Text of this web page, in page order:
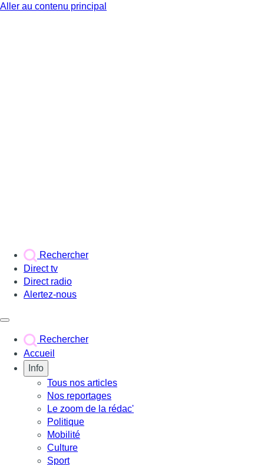
Aller au contenu principal
Rechercher
Direct tv
Direct radio
Alertez-nous
Rechercher
Accueil
Info
Tous nos articles
Nos reportages
Le zoom de la rédac'
Politique
Mobilité
Culture
Sport